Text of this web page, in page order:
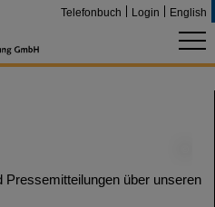
Telefonbuch Login English
über unseren